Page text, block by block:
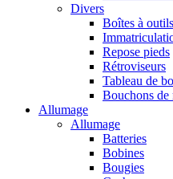
Divers
Boîtes à
Repose pieds
Rétroviseurs
Tableau de
Bouchons de
Allumage
Allumage
Batteries
Bobines
Bougies